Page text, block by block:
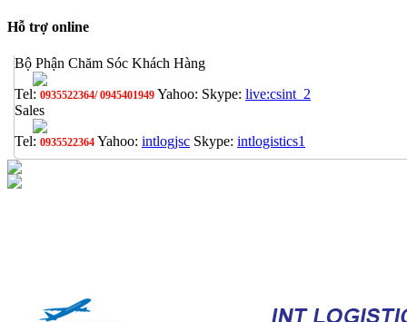
Hỗ trợ online
Bộ Phận Chăm Sóc Khách Hàng
Tel: 0935522364/ 0945401949 Yahoo: Skype: live:csint_2
Sales
Tel: 0935522364 Yahoo: intlogjsc Skype: intlogistics1